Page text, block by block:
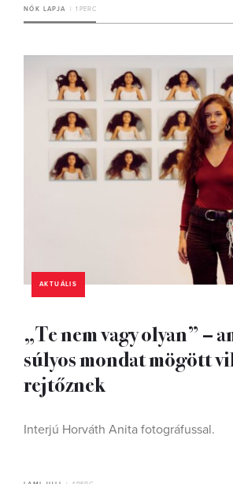
NŐK LAPJA 1 PERC
AKTUÁLIS
„Te nem vagy olyan” –
súlyos mondat mögött
rejtőznek
Interjú Horváth Anita fotográfussal.